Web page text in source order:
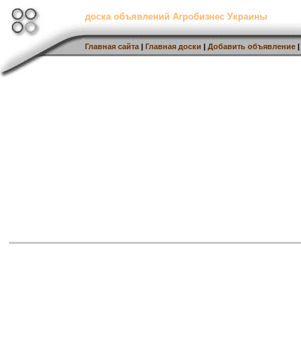
доска объявлений Агробизнес Украины
Главная сайта | Главная доски | Добавить объявление |